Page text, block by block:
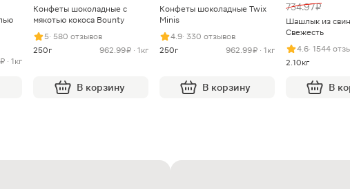
· 1кг
Конфеты шоколадные с
мякотью кокоса Bounty
5· 580 отзывов
250г
962.99 ₽ · 1кг
В корзину
Конфеты шоколадные Twix
Minis
4.9· 330 отзывов
250г
962.99 ₽ · 1кг
В корзину
734.97 ₽
Шашлык из
Свежесть
4.6· 1544
2.10кг
В